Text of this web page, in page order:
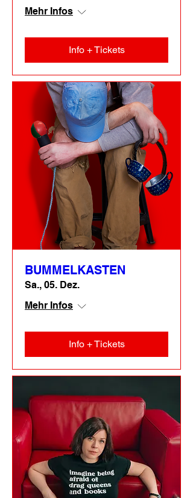
Mehr Infos
Info + Tickets
BUMMELKASTEN
Sa., 05. Dez.
Mehr Infos
Info + Tickets